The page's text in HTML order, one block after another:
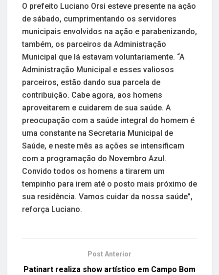
O prefeito Luciano Orsi esteve presente na ação
de sábado, cumprimentando os servidores
municipais envolvidos na ação e parabenizando,
também, os parceiros da Administração
Municipal que lá estavam voluntariamente. “A
Administração Municipal e esses valiosos
parceiros, estão dando sua parcela de
contribuição. Cabe agora, aos homens
aproveitarem e cuidarem de sua saúde. A
preocupação com a saúde integral do homem é
uma constante na Secretaria Municipal de
Saúde, e neste mês as ações se intensificam
com a programação do Novembro Azul.
Convido todos os homens a tirarem um
tempinho para irem até o posto mais próximo de
sua residência. Vamos cuidar da nossa saúde”,
reforça Luciano.
Post Anterior
Patinart realiza show artístico em Campo Bom